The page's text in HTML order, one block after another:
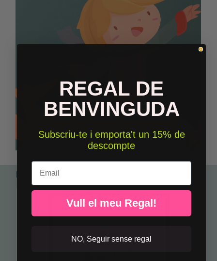
Perfecte per combinar
REGAL DE
BENVINGUDA
Subscriu-te i emporta't un 15% de
descompte
Email
Vull el meu Regal!
NO, Seguir sense regal